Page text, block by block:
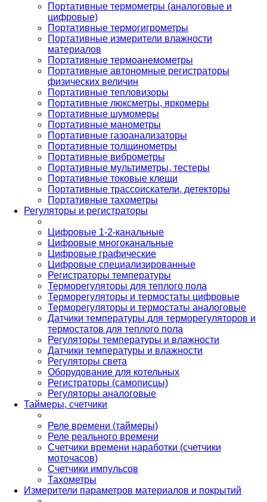
Портативные термометры (аналоговые и
цифровые)
Портативные термогигрометры
Портативные измерители влажности
материалов
Портативные термоанемометры
Портативные автономные регистраторы
физических величин
Портативные тепловизоры
Портативные люксметры, яркомеры
Портативные шумомеры
Портативные манометры
Портативные газоанализаторы
Портативные толщинометры
Портативные виброметры
Портативные мультиметры, тестеры
Портативные токовые клещи
Портативные трассоискатели, детекторы
Портативные тахометры
Регуляторы и регистраторы
Цифровые 1-2-канальные
Цифровые многоканальные
Цифровые графические
Цифровые специализированные
Регистраторы температуры
Терморегуляторы для теплого пола
Терморегуляторы и термостаты цифровые
Терморегуляторы и термостаты аналоговые
Датчики температуры для терморегуляторов и
термостатов для теплого пола
Регуляторы температуры и влажности
Датчики температуры и влажности
Регуляторы света
Оборудование для котельных
Регистраторы (самописцы)
Регуляторы аналоговые
Таймеры, счетчики
Реле времени (таймеры)
Реле реального времени
Счетчики времени наработки (счетчики
моточасов)
Счетчики импульсов
Тахометры
Измерители параметров материалов и покрытий